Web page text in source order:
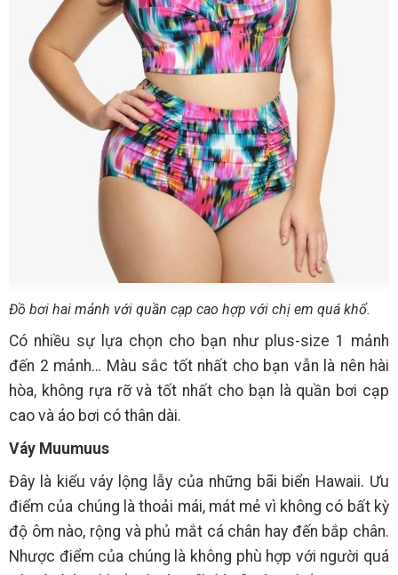
Đồ bơi hai mảnh với quần cạp cao hợp với chị em quá khổ.
Có nhiều sự lựa chọn cho bạn như plus-size 1 mảnh
đến 2 mảnh… Màu sắc tốt nhất cho bạn vẫn là nên hài
hòa, không rựa rỡ và tốt nhất cho bạn là quần bơi cạp
cao và áo bơi có thân dài.
Váy Muumuus
Đây là kiểu váy lộng lẫy của những bãi biển Hawaii. Ưu
điểm của chúng là thoải mái, mát mẻ vì không có bất kỳ
độ ôm nào, rộng và phủ mắt cá chân hay đến bắp chân.
Nhược điểm của chúng là không phù hợp với người quá